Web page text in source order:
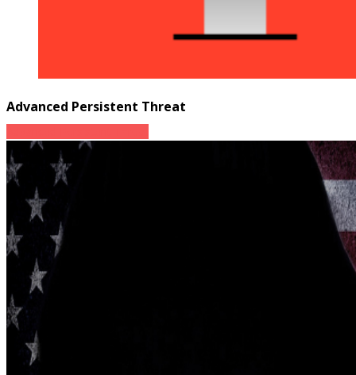
Advanced Persistent Threat